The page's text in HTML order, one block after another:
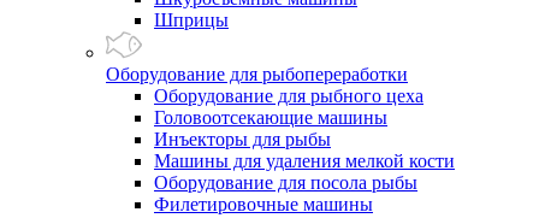
Шприцы
Оборудование для рыбопереработки
Оборудование для рыбного цеха
Головоотсекающие машины
Инъекторы для рыбы
Машины для удаления мелкой кости
Оборудование для посола рыбы
Филетировочные машины